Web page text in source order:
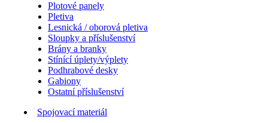
Plotové panely
Pletiva
Lesnická / oborová pletiva
Sloupky a příslušenství
Brány a branky
Stínící úplety/výplety
Podhrabové desky
Gabiony
Ostatní příslušenství
Spojovací materiál